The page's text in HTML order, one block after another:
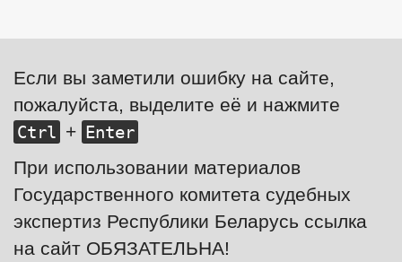
Если вы заметили ошибку на сайте,
пожалуйста, выделите её и нажмите
Ctrl + Enter
При использовании материалов
Государственного комитета судебных
экспертиз Республики Беларусь ссылка
на сайт ОБЯЗАТЕЛЬНА!